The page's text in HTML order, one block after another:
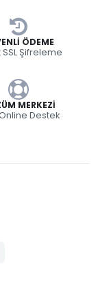
ÖDEME
SSL Şifreleme
MERKEZI
Destek